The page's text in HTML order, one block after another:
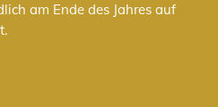
am Ende des Jahres auf